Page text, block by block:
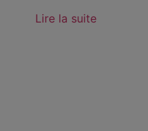
Lire la suite